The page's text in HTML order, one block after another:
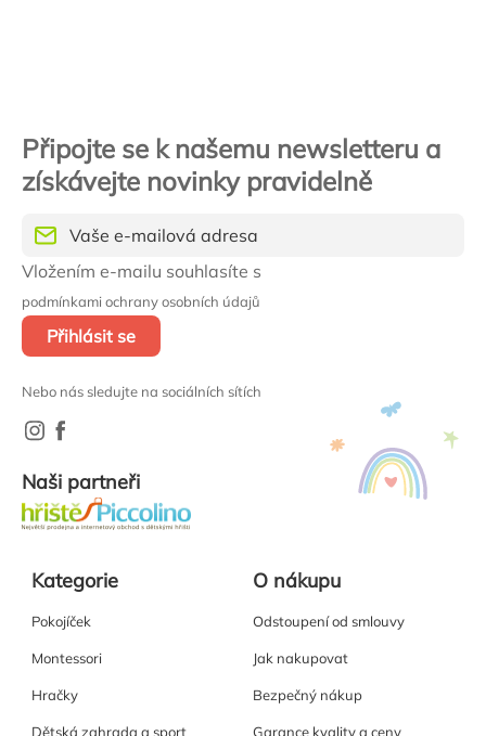
Připojte se k našemu newsletteru a
získávejte novinky pravidelně
Vložením e-mailu souhlasíte s
podmínkami ochrany osobních údajů
Přihlásit se
Nebo nás sledujte na sociálních sítích
Naši partneři
Kategorie
Pokojíček
Montessori
Hračky
Dětská zahrada a sport
O nákupu
Odstoupení od smlouvy
Jak nakupovat
Bezpečný nákup
Garance kvality a ceny